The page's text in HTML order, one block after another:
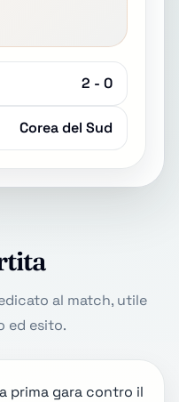
2 - 0
Corea del Sud
al match, utile
ed esito.
prima gara contro il